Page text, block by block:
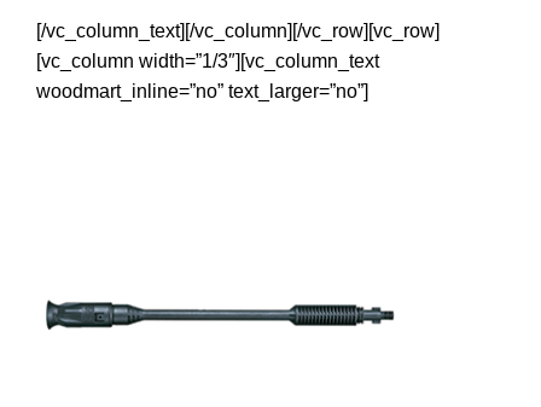
[/vc_column_text][/vc_column][/vc_row][vc_row]
[vc_column width=”1/3″][vc_column_text
woodmart_inline=”no” text_larger=”no”]